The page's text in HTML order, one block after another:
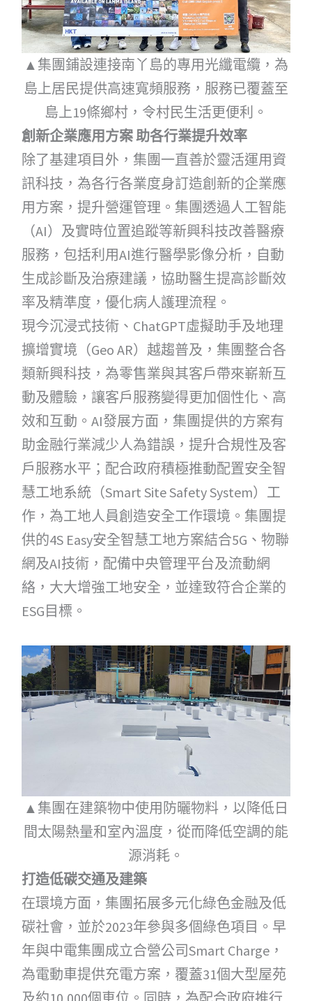
▲集團鋪設連接南丫島的專用光纖電纜，為
島上居民提供高速寬頻服務，服務已覆蓋至
島上19條鄉村，令村民生活更便利。
創新企業應用方案 助各行業提升效率
除了基建項目外，集團一直善於靈活運用資
訊科技，為各行各業度身訂造創新的企業應
用方案，提升營運管理。集團透過人工智能
（AI）及實時位置追蹤等新興科技改善醫療
服務，包括利用AI進行醫學影像分析，自動
生成診斷及治療建議，協助醫生提高診斷效
率及精準度，優化病人護理流程。
現今沉浸式技術、ChatGPT虛擬助手及地理
擴增實境（Geo AR）越趨普及，集團整合各
類新興科技，為零售業與其客戶帶來嶄新互
動及體驗，讓客戶服務變得更加個性化、高
效和互動。AI發展方面，集團提供的方案有
助金融行業減少人為錯誤，提升合規性及客
戶服務水平；配合政府積極推動配置安全智
慧工地系統（Smart Site Safety System）工
作，為工地人員創造安全工作環境。集團提
供的4S Easy安全智慧工地方案結合5G、物聯
網及AI技術，配備中央管理平台及流動網
絡，大大增強工地安全，並達致符合企業的
ESG目標。
▲集團在建築物中使用防曬物料，以降低日
間太陽熱量和室內溫度，從而降低空調的能
源消耗。
打造低碳交通及建築
在環境方面，集團拓展多元化綠色金融及低
碳社會，並於2023年參與多個綠色項目。早
年與中電集團成立合營公司Smart Charge，
為電動車提供充電方案，覆蓋31個大型屋苑